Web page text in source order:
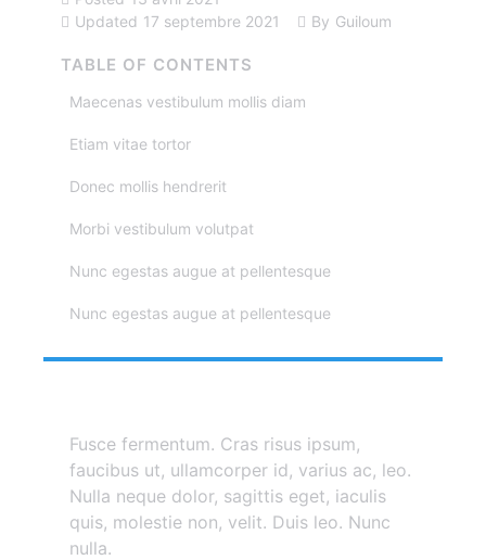
Updated 17 septembre 2021 By Guiloum
TABLE OF CONTENTS
Maecenas vestibulum mollis diam
Etiam vitae tortor
Donec mollis hendrerit
Morbi vestibulum volutpat
Nunc egestas augue at pellentesque
Nunc egestas augue at pellentesque
Fusce fermentum. Cras risus ipsum,
faucibus ut, ullamcorper id, varius ac, leo.
Nulla neque dolor, sagittis eget, iaculis
quis, molestie non, velit. Duis leo. Nunc
nulla.